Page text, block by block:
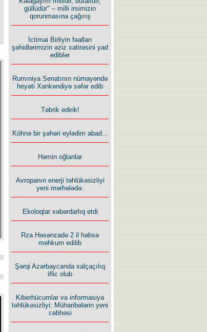
güllüdür" – milli irsimizin
qorunmasına çağırış
İctimai Birliyin fəalları
şəhidlərimizin əziz xatirəsini yad
ediblər
Rumıniya Senatının nümayəndə
heyəti Xankəndiyə səfər edib
Təbrik edirik!
Köhnə bir şəhəri eylədim abad...
Həmin oğlanlar
Avropanın enerji təhlükəsizliyi
yeni mərhələdə:
Ekoloqlar xəbərdarlıq etdi
Rza Həsənzadə 2 il həbsə
məhkum edilib
Şərqi Azərbaycanda xalçaçılıq
iflic olub
Kiberhücumlar və informasiya
təhlükəsizliyi: Müharibələrin yeni
cəbhəsi